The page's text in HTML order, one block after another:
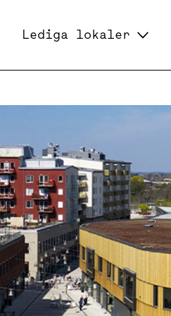
Lediga lokaler